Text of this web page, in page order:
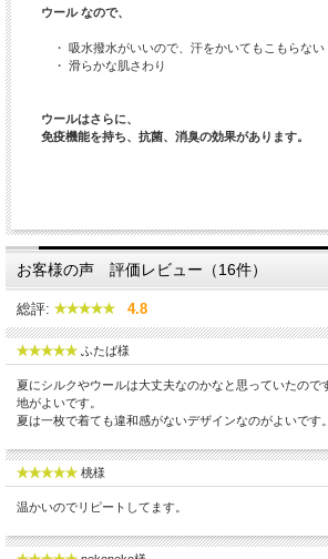
ウール なので、
・ 吸水撥水がいいので、汗をかいてもこもらない
・ 滑らかな肌さわり
ウールはさらに、
免疫機能を持ち、抗菌、消臭の効果があります。
お客様の声 評価レビュー（16件）
総評: 4.8
ふたば様
夏にシルクやウールは大丈夫なのかなと思っていたので
地がよいです。
夏は一枚で着ても違和感がないデザインなのがよいです。
桃様
温かいのでリピートしてます。